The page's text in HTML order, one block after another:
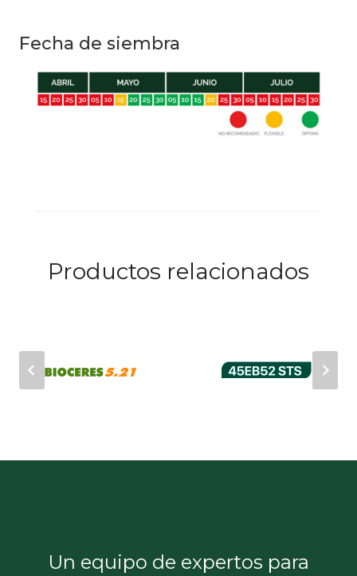
Fecha de siembra
Productos relacionados
Un equipo de expertos para